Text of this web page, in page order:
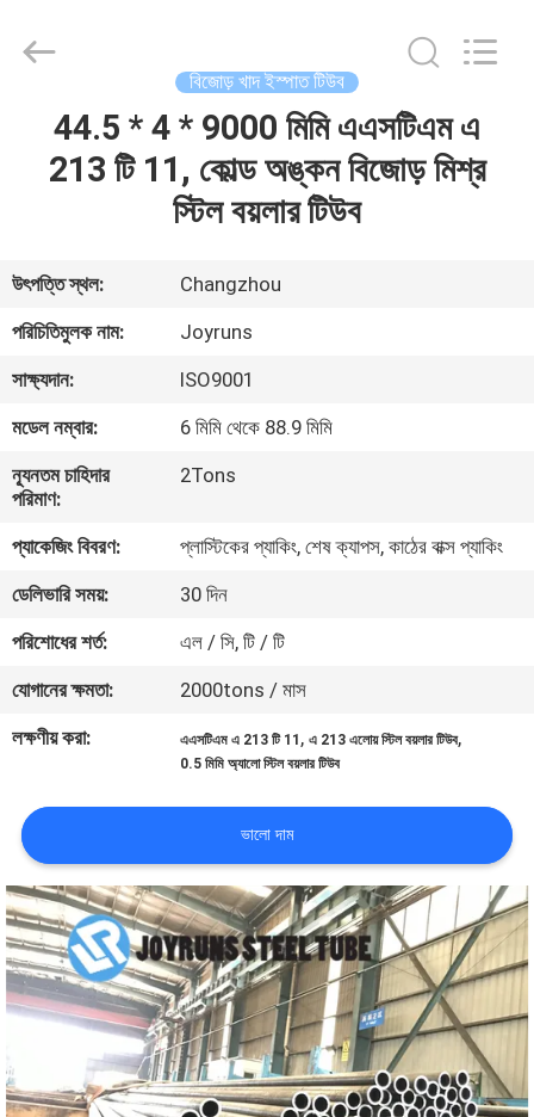
আমাদের
সম্পর্কে
কারখানা
ভ্রমণ
নিয়ন্ত্রণ
যোগাযোগ
করুন
উদ্ধৃতির
জন্য
আবেদন
সাইটম্যাপ
গোপনীয়তা
Tube
বিজোড় খাদ ইস্পাত টিউব
44.5 * 4 * 9000 মিমি এএসটিএম এ
213 টি 11, কোল্ড অঙ্কন বিজোড় মিশ্র
স্টিল বয়লার টিউব
উৎপত্তি স্থল:
Changzhou
পরিচিতিমুলক নাম:
Joyruns
সাক্ষ্যদান:
ISO9001
মডেল নম্বার:
6 মিমি থেকে 88.9 মিমি
ন্যূনতম চাহিদার
পরিমাণ:
2Tons
প্যাকেজিং বিবরণ:
প্লাস্টিকের প্যাকিং, শেষ ক্যাপস, কাঠের বাক্স প্যাকিং
ডেলিভারি সময়:
30 দিন
পরিশোধের শর্ত:
এল / সি, টি / টি
যোগানের ক্ষমতা:
2000tons / মাস
লক্ষণীয় করা:
এএসটিএম এ 213 টি 11 ,এ 213 এলোয় স্টিল বয়লার টিউব,
0.5 মিমি অ্যালো স্টিল বয়লার টিউব
ভালো দাম